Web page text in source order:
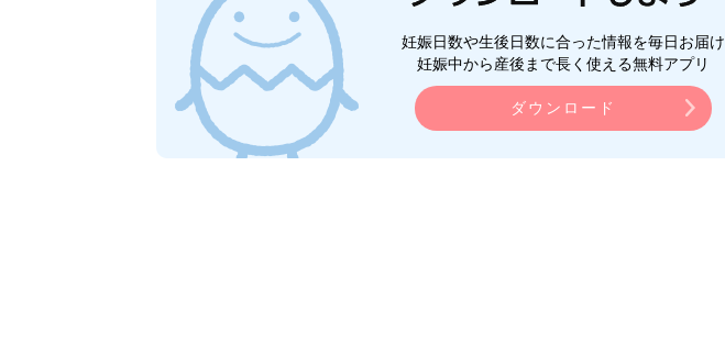
妊娠日数や生後日数に合った情報を毎日お届け
妊娠中から産後まで長く使える無料アプリ
ダウンロード